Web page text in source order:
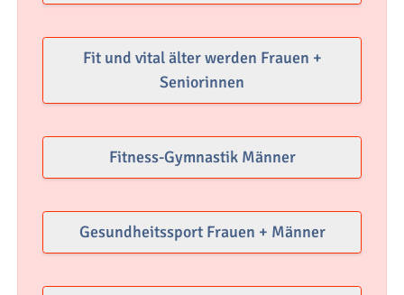
Fit und vital älter werden Frauen +
Seniorinnen
Fitness-Gymnastik Männer
Gesundheitssport Frauen + Männer